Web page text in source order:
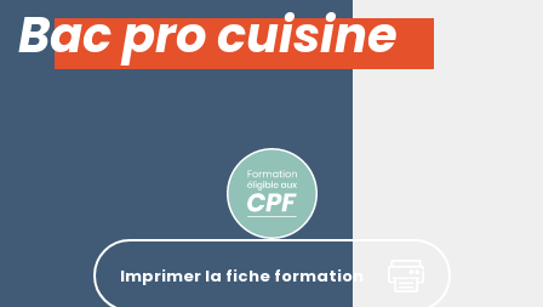
Bac pro cuisine
Imprimer la fiche formation